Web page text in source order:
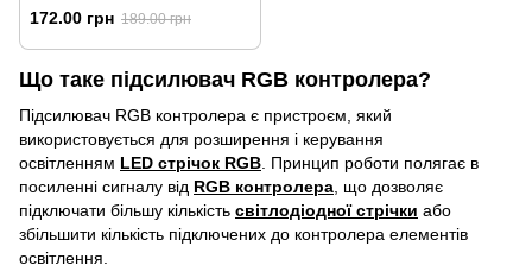
172.00 грн 189.00 грн
Що таке підсилювач RGB контролера?
Підсилювач RGB контролера є пристроєм, який
використовується для розширення і керування
освітленням LED стрічок RGB . Принцип роботи полягає в
посиленні сигналу від RGB контролера , що дозволяє
підключати більшу кількість світлодіодної стрічки або
збільшити кількість підключених до контролера елементів
освітлення.